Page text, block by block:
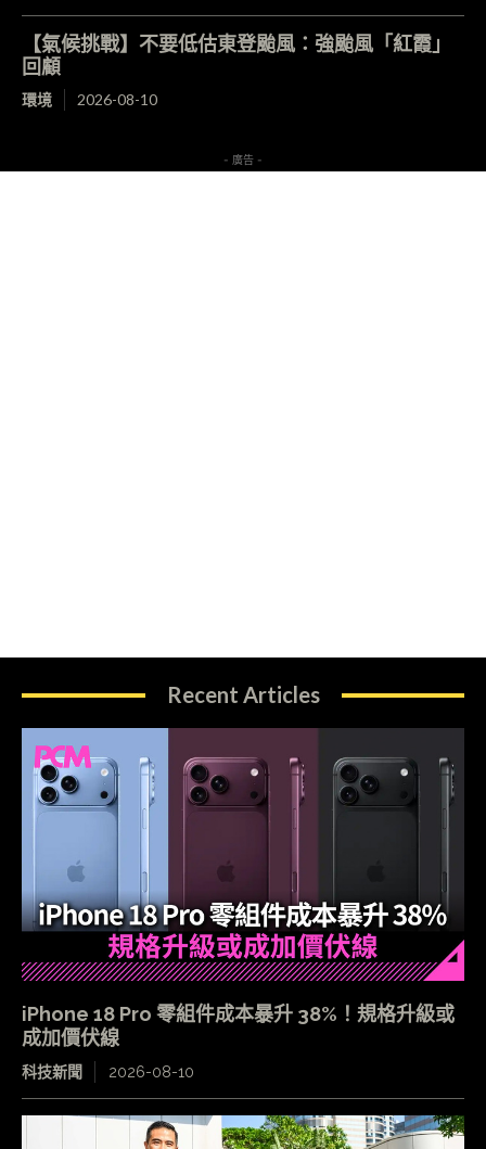
【氣候挑戰】不要低估東登颱風：強颱風「紅霞」
回顧
環境 2026-08-10
- 廣告 -
Recent Articles
iPhone 18 Pro 零組件成本暴升 38%！規格升級或
成加價伏線
科技新聞 2026-08-10